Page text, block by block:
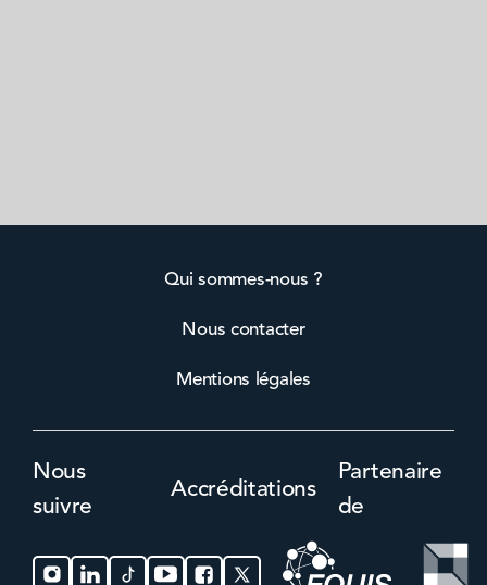
Qui sommes-nous ?
Nous contacter
Mentions légales
Nous
suivre
Accréditations
Partenaire
de